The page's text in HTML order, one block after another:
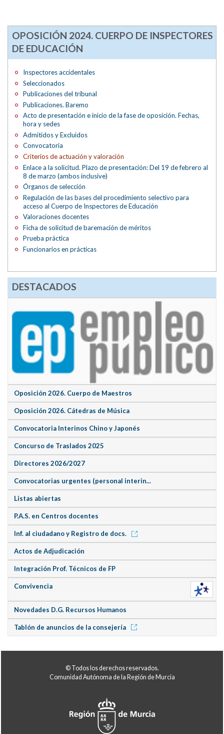
OPOSICIÓN 2024. CUERPO DE INSPECTORES
DE EDUCACIÓN
Inspectores accidentales
Seleccionados
Publicaciones del tribunal
Publicaciones. Baremo
Acto de presentación e inicio de la fase de oposición. Fechas,
hora y sedes
Admitidos y Excluidos
Convocatoria
Criterios de actuación y valoración
Enlace a la solicitud. Plazo de presentación: Del 19 de febrero al
8 de marzo (ambos inclusive)
Órganos de selección
Regulación de las bases del procedimiento selectivo para
acceso al Cuerpo de Inspectores de Educación
Valoraciones docentes
Ficha de solicitud de baremación de méritos
Prueba práctica
Funcionarios en prácticas
DESTACADOS
Oposición 2026. Cuerpo de Maestros
Oposición 2026. Cátedras de Música
Convocatoria Interinos Chino y Japonés
Concurso de Traslados 2025
Directores 2026/2027
Convocatorias urgentes (personal interin...
Listas abiertas
P.A.S. en Centros docentes
Inf. al ciudadano y Registro de docs.
Actos de Adjudicación
Integración Prof. Técnicos de FP
Convivencia
Novedades D.G. Recursos Humanos
Tablón de anuncios de la consejería
© Todos los derechos reservados.
Comunidad Autónoma de la Región de Murcia